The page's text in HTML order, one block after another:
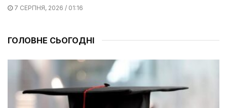
7 СЕРПНЯ, 2026 / 01:16
ГОЛОВНЕ СЬОГОДНІ